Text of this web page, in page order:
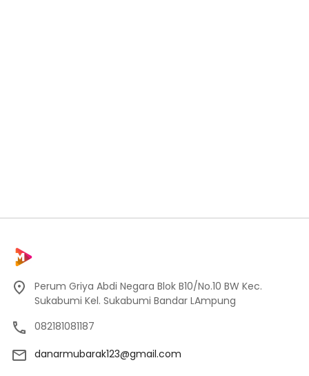
Perum Griya Abdi Negara Blok B10/No.10 BW Kec.
Sukabumi Kel. Sukabumi Bandar LAmpung
082181081187
danarmubarak123@gmail.com